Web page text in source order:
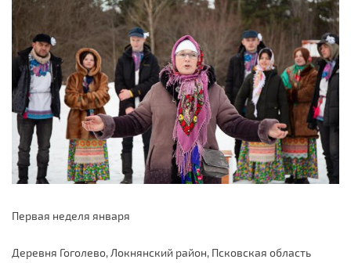
Первая неделя января
Деревня Гоголево, Локнянский район, Псковская область